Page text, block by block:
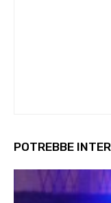
POTREBBE